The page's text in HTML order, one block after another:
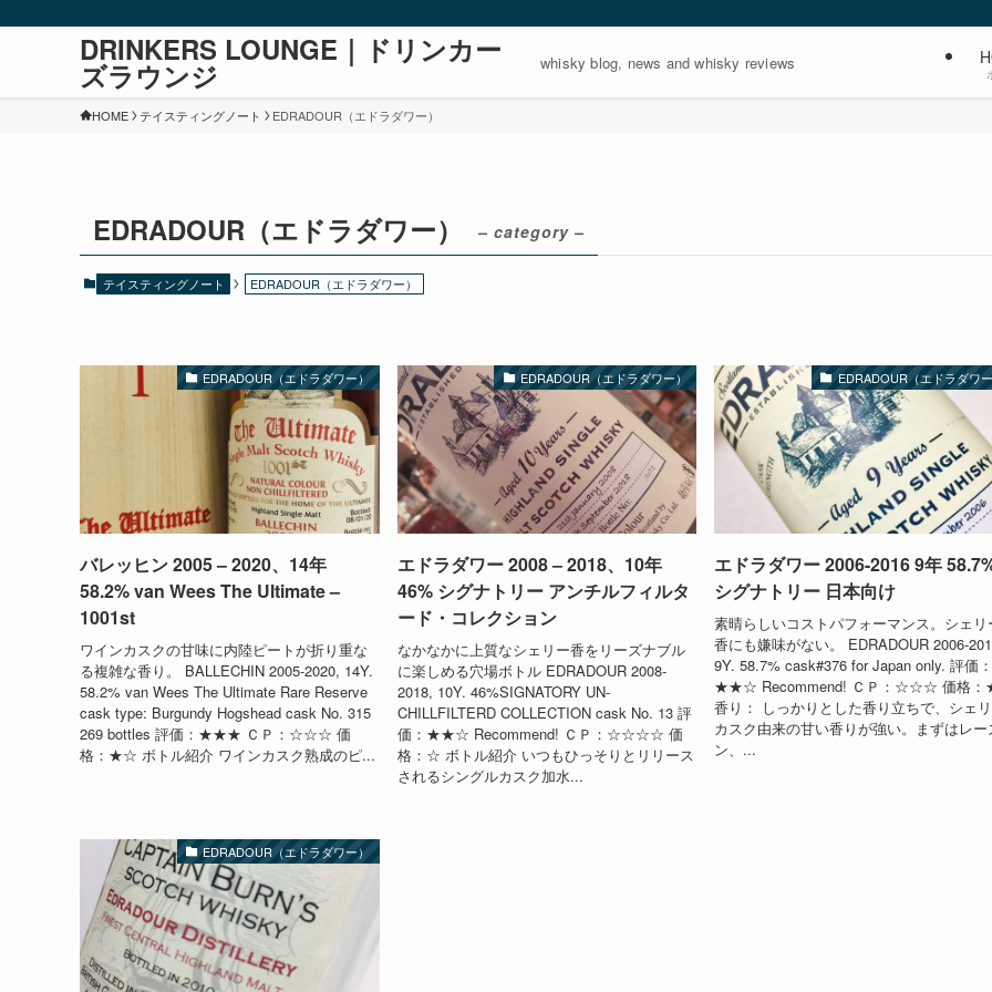
DRINKERS LOUNGE｜ドリンカー
ズラウンジ whisky blog, news and whisky reviews
HOME テイスティングノート EDRADOUR（エドラダワー）
EDRADOUR（エドラダワー） – category –
テイスティングノート EDRADOUR（エドラダワー）
EDRADOUR（エドラダワー）
バレッヒン 2005 – 2020、14年
58.2% van Wees The Ultimate –
1001st
ワインカスクの甘味に内陸ピートが折り重な
る複雑な香り。 BALLECHIN 2005-2020, 14Y.
58.2% van Wees The Ultimate Rare Reserve
cask type: Burgundy Hogshead cask No. 315
269 bottles 評価：★★★ ＣＰ：☆☆☆ 価
格：★☆ ボトル紹介 ワインカスク熟成のピ...
EDRADOUR（エドラダワー）
エドラダワー 2008 – 2018、10年
46% シグナトリー アンチルフィルタ
ード・コレクション
なかなかに上質なシェリー香をリーズナブル
に楽しめる穴場ボトル EDRADOUR 2008-
2018, 10Y. 46%SIGNATORY UN-
CHILLFILTERD COLLECTION cask No. 13 評
価：★★☆ Recommend! ＣＰ：☆☆☆☆ 価
格：☆ ボトル紹介 いつもひっそりとリリース
されるシングルカスク加水...
EDRADOUR（エドラダワ
エドラダワー 2006-2016 9年
シグナトリー 日本向け
素晴らしいコストパフォーマンス。シェリ
香にも嫌味がない。 EDRADOUR 2006-
9Y. 58.7% cask#376 for Japan only. 評価：
★★☆ Recommend! ＣＰ：☆☆☆ 価格
香り： しっかりとした香り立ちで、シェ
カスク由来の甘い香りが強い。まずはレー
ン、...
EDRADOUR（エドラダワー）